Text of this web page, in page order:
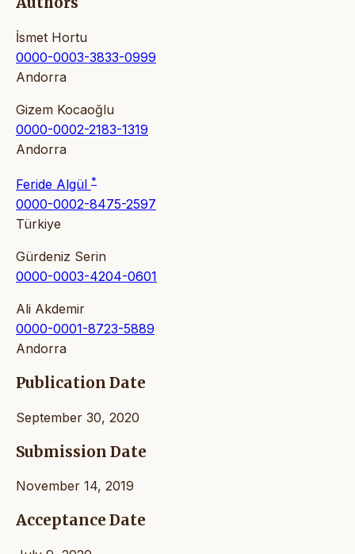
İsmet Hortu
0000-0003-3833-0999
Andorra
Gizem Kocaoğlu
0000-0002-2183-1319
Andorra
Feride Algül *
0000-0002-8475-2597
Türkiye
Gürdeniz Serin
0000-0003-4204-0601
Ali Akdemir
0000-0001-8723-5889
Andorra
Publication Date
September 30, 2020
Submission Date
November 14, 2019
Acceptance Date